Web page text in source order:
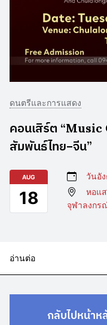
ดนตรีและการแสดง
คอนเสิร์ต
สัมพันธ์ไทย–จีน”
AUG
18
วันอั
หอแ
จุฬาลงกร
อ่านต่อ
กลับไปหน้าห